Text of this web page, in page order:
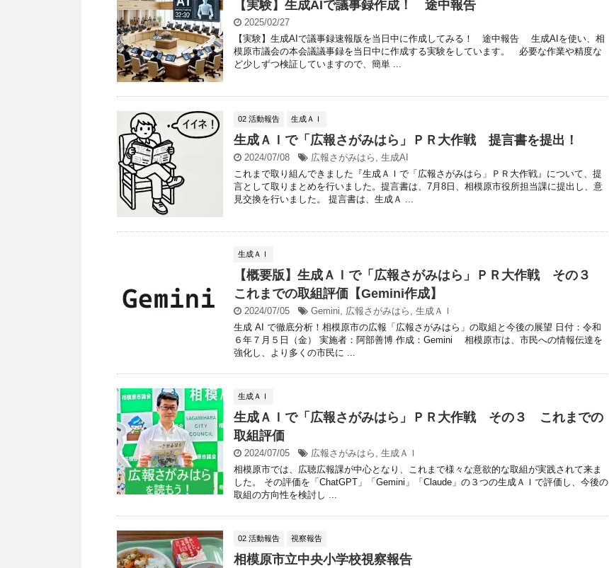
【実験】生成AIで議事録作成！ 途中報告
2025/02/27
【実験】生成AIで議事録速報版を当日中に作成してみる！ 途中報告 生成AIを使い、相
模原市議会の本会議議事録を当日中に作成する実験をしています。 必要な作業や精度な
ど少しずつ検証していますので、簡単 ...
02 活動報告 生成ＡＩ
生成ＡＩで「広報さがみはら」ＰＲ大作戦 提言書を提出！
2024/07/08 広報さがみはら , 生成AI
これまで取り組んできました『生成ＡＩで「広報さがみはら」ＰＲ大作戦』について、提
言として取りまとめを行いました。提言書は、7月8日、相模原市役所担当課に提出し、意
見交換を行いました。 提言書は、生成Ａ ...
生成ＡＩ
【概要版】生成ＡＩで「広報さがみはら」ＰＲ大作戦 その３
これまでの取組評価【Gemini作成】
2024/07/05 Gemini, 広報さがみはら , 生成ＡＩ
生成 AI で徹底分析！相模原市の広報「広報さがみはら」の取組と今後の展望 日付：令和
６年７月５日（金） 実施者：阿部善博 作成：Gemini 相模原市は、市民への情報伝達を
強化し、より多くの市民に ...
生成ＡＩ
生成ＡＩで「広報さがみはら」ＰＲ大作戦 その３ これまでの
取組評価
2024/07/05 広報さがみはら , 生成ＡＩ
相模原市では、広聴広報課が中心となり、これまで様々な意欲的な取組が実践されて来ま
した。 その評価を「ChatGPT」「Gemini」「Claude」の３つの生成ＡＩで評価し、今後の
取組の方向性を検討し ...
02 活動報告 視察報告
相模原市立中央小学校視察報告